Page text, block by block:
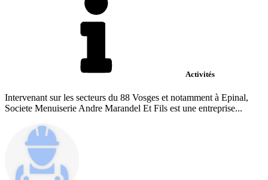
Activités
Intervenant sur les secteurs du 88 Vosges et notamment à Epinal,
Societe Menuiserie Andre Marandel Et Fils est une entreprise...